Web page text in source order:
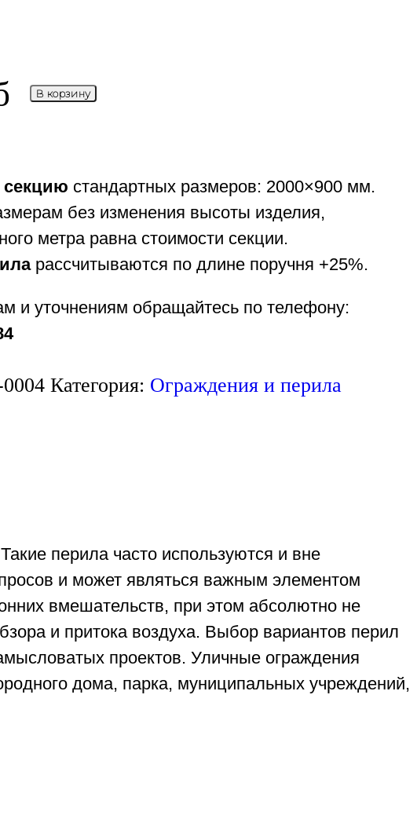
В корзину
секцию стандартных размеров: 2000×900 мм.
без изменения высоты изделия,
метра равна стоимости секции.
рассчитываются по длине поручня +25%.
и уточнениям обращайтесь по телефону:
Категория: Ограждения и перила
перила часто используются и вне
и может являться важным элементом
вмешательств, при этом абсолютно не
и притока воздуха. Выбор вариантов перил
проектов. Уличные ограждения
дома, парка, муниципальных учреждений,